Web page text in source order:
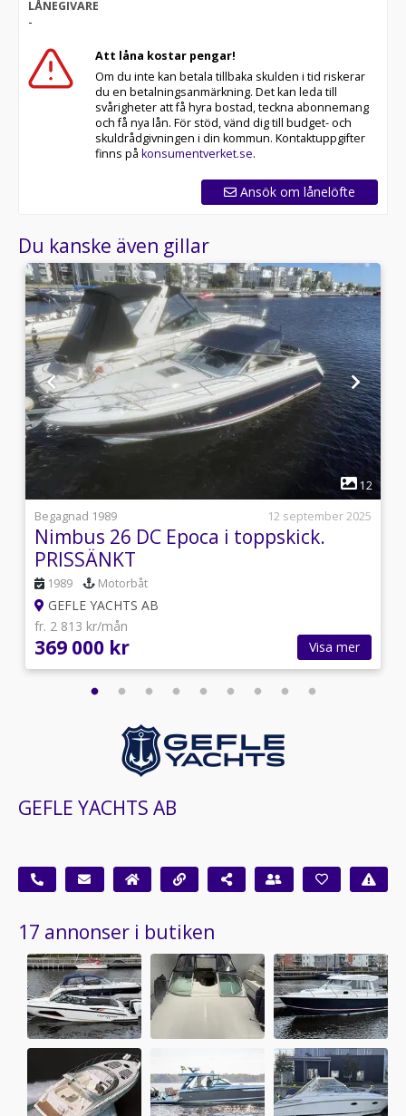
LÅNEGIVARE
-
Att låna kostar pengar!
Om du inte kan betala tillbaka skulden i tid riskerar
du en betalningsanmärkning. Det kan leda till
svårigheter att få hyra bostad, teckna abonnemang
och få nya lån. För stöd, vänd dig till budget- och
skuldrådgivningen i din kommun. Kontaktuppgifter
finns på konsumentverket.se.
Ansök om lånelöfte
Du kanske även gillar
12
Begagnad 1989
12 september 2025
Nimbus 26 DC Epoca i toppskick.
PRISSÄNKT
1989 Motorbåt
GEFLE YACHTS AB
fr. 2 813 kr/mån
369 000 kr Visa mer
GEFLE YACHTS AB
17 annonser i butiken